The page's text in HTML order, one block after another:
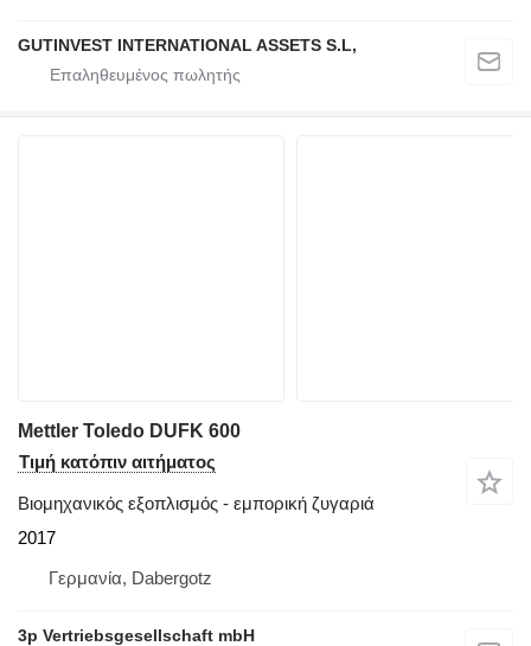
GUTINVEST INTERNATIONAL ASSETS S.L,
Mettler Toledo DUFK 600
Τιμή κατόπιν αιτήματος
Βιομηχανικός εξοπλισμός - εμπορική ζυγαριά
2017
Γερμανία, Dabergotz
3p Vertriebsgesellschaft mbH